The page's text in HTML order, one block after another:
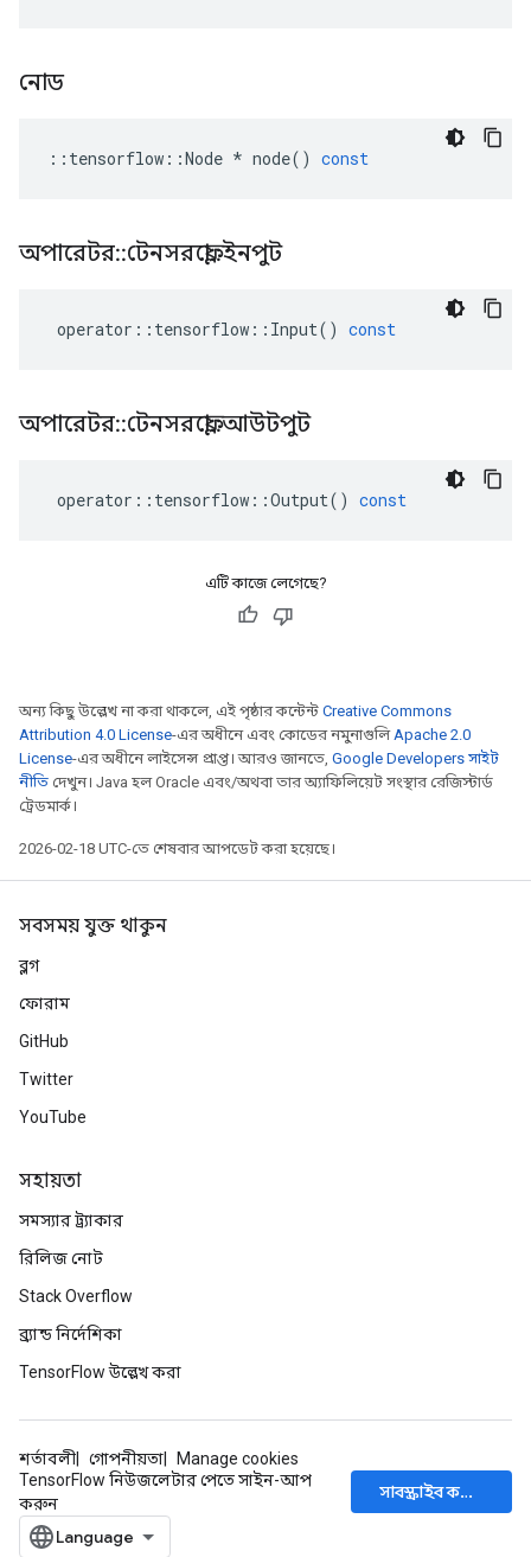
নোড
:: tensorflow ::Node * node() const
অপারেটর::টেনসরফ্লো::ইনপুট
operator :: tensorflow :: Input() const
অপারেটর::টেনসরফ্লো::আউটপুট
operator :: tensorflow ::Output() const
এটি কাজে লেগেছে?
অন্য কিছু উল্লেখ না করা থাকলে, এই পৃষ্ঠার কন্টেন্ট Creative Commons
Attribution 4.0 License-এর অধীনে এবং কোডের নমুনাগুলিApache 2.0
License-এর অধীনে লাইসেন্স প্রাপ্ত। আরও জানতে, Google Developers সাইট
নীতি দেখুন। Java হল Oracle এবং/অথবা তার অ্যাফিলিয়েট সংস্থার রেজিস্টার্ড
ট্রেডমার্ক।
2026-02-18 UTC-তে শেষবার আপডেট করা হয়েছে।
সবসময় যুক্ত থাকুন
ব্লগ
ফোরাম
GitHub
Twitter
YouTube
সহায়তা
সমস্যার ট্র্যাকার
রিলিজ নোট
Stack Overflow
ব্র্যান্ড নির্দেশিকা
TensorFlow উল্লেখ করা
শর্তাবলী গোপনীয়তা
Manage cookies
TensorFlow নিউজলেটার পেতে সাইন-আপ
করুন
সাবস্ক্রাইব করুন